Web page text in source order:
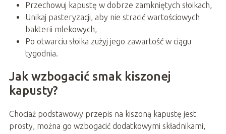
Przechowuj kapustę w dobrze zamkniętych słoikach,
Unikaj pasteryzacji, aby nie stracić wartościowych
bakterii mlekowych,
Po otwarciu słoika zużyj jego zawartość w ciągu
tygodnia.
Jak wzbogacić smak kiszonej
kapusty?
Chociaż podstawowy przepis na kiszoną kapustę jest
prosty, można go wzbogacić dodatkowymi składnikami,